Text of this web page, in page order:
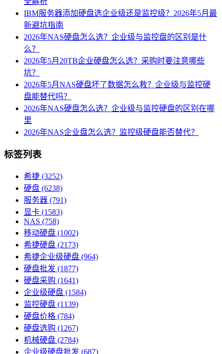
IBM服务器添加硬盘选企业级还是监控级？2026年5月最
新避坑指南
2026年NAS硬盘怎么选？企业级与监控盘的区别是什
么？
2026年5月20TB企业硬盘怎么选？采购时要注意哪些
坑？
2026年5月NAS硬盘坏了数据怎么救？企业级与监控硬
盘能替代吗？
2026年NAS硬盘怎么选？企业级与监控硬盘的区别在哪
里
2026年NAS企业盘怎么选？监控级硬盘能否替代？
标签列表
希捷 (3252)
硬盘 (6238)
服务器 (791)
显卡 (1583)
NAS (758)
移动硬盘 (1002)
希捷硬盘 (2173)
希捷企业级硬盘 (964)
硬盘批发 (1877)
硬盘采购 (1641)
企业级硬盘 (1584)
监控硬盘 (1139)
硬盘价格 (784)
硬盘选购 (1267)
机械硬盘 (2784)
企业级硬盘批发 (687)